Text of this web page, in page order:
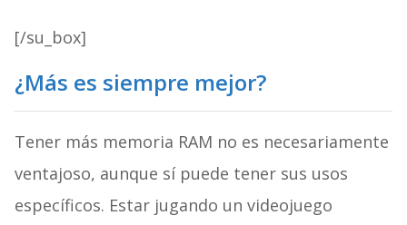
[/su_box]
¿Más es siempre mejor?
Tener más memoria RAM no es necesariamente
ventajoso, aunque sí puede tener sus usos
específicos. Estar jugando un videojuego